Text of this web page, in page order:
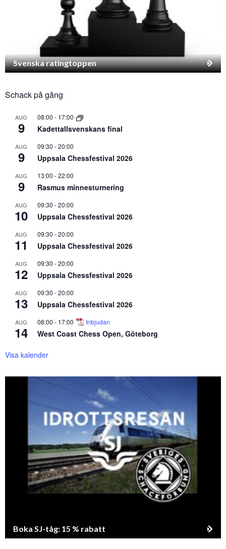
Svenska ratingtoppen
Schack på gång
AUG
9
08:00 - 17:00
Kadettallsvenskans final
AUG
9
09:30 -20:00
Uppsala Chessfestival 2026
AUG
9
13:00 -22:00
Rasmus minnesturnering
AUG
10
09:30 -20:00
Uppsala Chessfestival 2026
AUG
11
09:30 -20:00
Uppsala Chessfestival 2026
AUG
12
09:30 -20:00
Uppsala Chessfestival 2026
AUG
13
09:30 -20:00
Uppsala Chessfestival 2026
AUG
14
08:00 - 17:00 Inbjudan
West Coast Chess Open, Göteborg
Visa kalender
Boka SJ-tåg: 15 % rabatt